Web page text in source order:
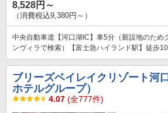
8,528円～
（消費税込9,380円～）
中央自動車道【河口湖IC】車5分（新設地のた
ンヴィラで検索）【富士急ハイランド駅】徒歩
ブリーズベイレイクリゾート河
ホテルグループ）
4.07 (全777件)